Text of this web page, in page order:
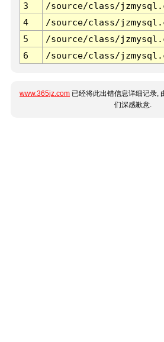
3 /source/class/
4
/source/class/
5
/source/class/
6
/source/class/
www.365jz.com 已经将此出错信息详细记录,
们深感歉意.